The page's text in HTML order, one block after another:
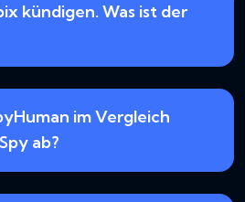
kündigen. Was ist der
im Vergleich
ab?